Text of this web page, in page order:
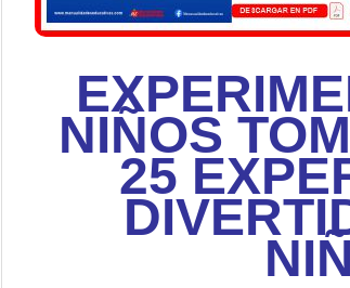
NIÑOS
25